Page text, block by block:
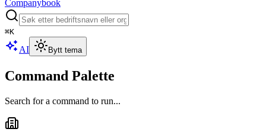
Companybook
⌘K
AI Bytt tema
Command Palette
Search for a command to run...